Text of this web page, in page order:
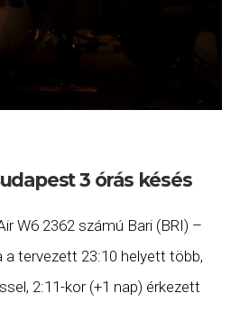
3 órás késés
W6 2362 számú Bari (BRI) –
a tervezett 23:10 helyett több,
2:11-kor (+1 nap) érkezett